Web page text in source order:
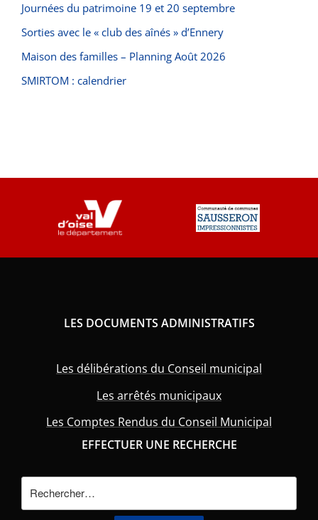
Journées du patrimoine 19 et 20 septembre
Sorties avec le « club des aînés » d’Ennery
Maison des familles – Planning Août 2026
SMIRTOM : calendrier
LES DOCUMENTS ADMINISTRATIFS
Les délibérations du Conseil municipal
Les arrêtés municipaux
Les Comptes Rendus du Conseil Municipal
EFFECTUER UNE RECHERCHE